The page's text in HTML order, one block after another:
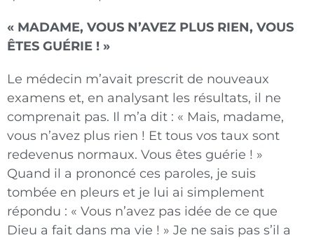
« MADAME, VOUS N’AVEZ PLUS RIEN, VOUS
ÊTES GUÉRIE ! »
Le médecin m’avait prescrit de nouveaux
examens et, en analysant les résultats, il ne
comprenait pas. Il m’a dit : « Mais, madame,
vous n’avez plus rien ! Et tous vos taux sont
redevenus normaux. Vous êtes guérie ! »
Quand il a prononcé ces paroles, je suis
tombée en pleurs et je lui ai simplement
répondu : « Vous n’avez pas idée de ce que
Dieu a fait dans ma vie ! » Je ne sais pas s’il a